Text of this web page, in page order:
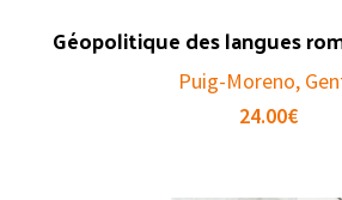
Géopolitique des langues
Puig-Moreno,
24.00€